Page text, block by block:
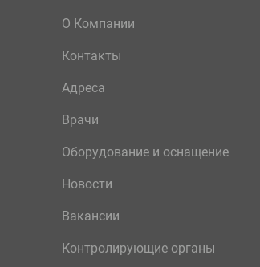
О Компании
Контакты
Адреса
Врачи
Оборудование и оснащение
Новости
Вакансии
Контролирующие органы